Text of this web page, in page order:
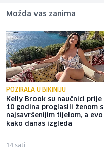
Možda vas zanima
POZIRALA U BIKINIJU
Kelly Brook su naučnici prije
10 godina proglasili ženom s
najsavršenijim tijelom, a evo
kako danas izgleda
14 sati